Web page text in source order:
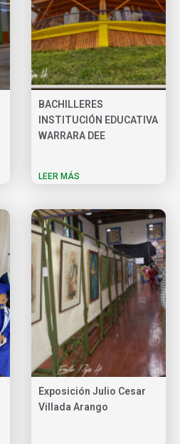
BACHILLERES
INSTITUCIÓN EDUCATIVA
WARRARA DEE
LEER MÁS
Exposición Julio Cesar
Villada Arango